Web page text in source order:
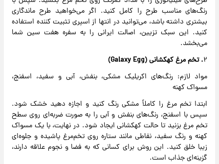
رنگ‌های مناسب طرح را کامل کنید. اگر می‌خواهید طرح ماندگاری
بیشتری داشته باشد، می‌توانید در انتها از اسپری تثبیت‌ کننده استفاده
کنید. این سبک تزیین، اصالت ایرانی را به سفره هفت ‌سین شما
می‌بخشد.
۲. تخم ‌مرغ کهکشانی (Galaxy Egg)
مواد لازم: رنگ‌های اکریلیک مشکی، بنفش، آبی و سفید، اسفنج،
مسواک کهنه
ابتدا تخم‌ مرغ را کاملاً مشکی رنگ کنید و اجازه دهید خشک شود.
سپس با اسفنج، رنگ‌های بنفش و آبی را به‌ صورت ضربه‌ای روی سطح
تخم‌ مرغ بزنید تا حالت کهکشانی ایجاد شود. در نهایت، با یک مسواک
کهنه و رنگ سفید، نقاطی مانند ستاره روی تخم‌مرغ پاشیده و جلوه‌ای
زیبا خلق کنید. این روش برای کسانی که به فضا و نجوم علاقه دارند،
گزینه‌ای جذاب است.